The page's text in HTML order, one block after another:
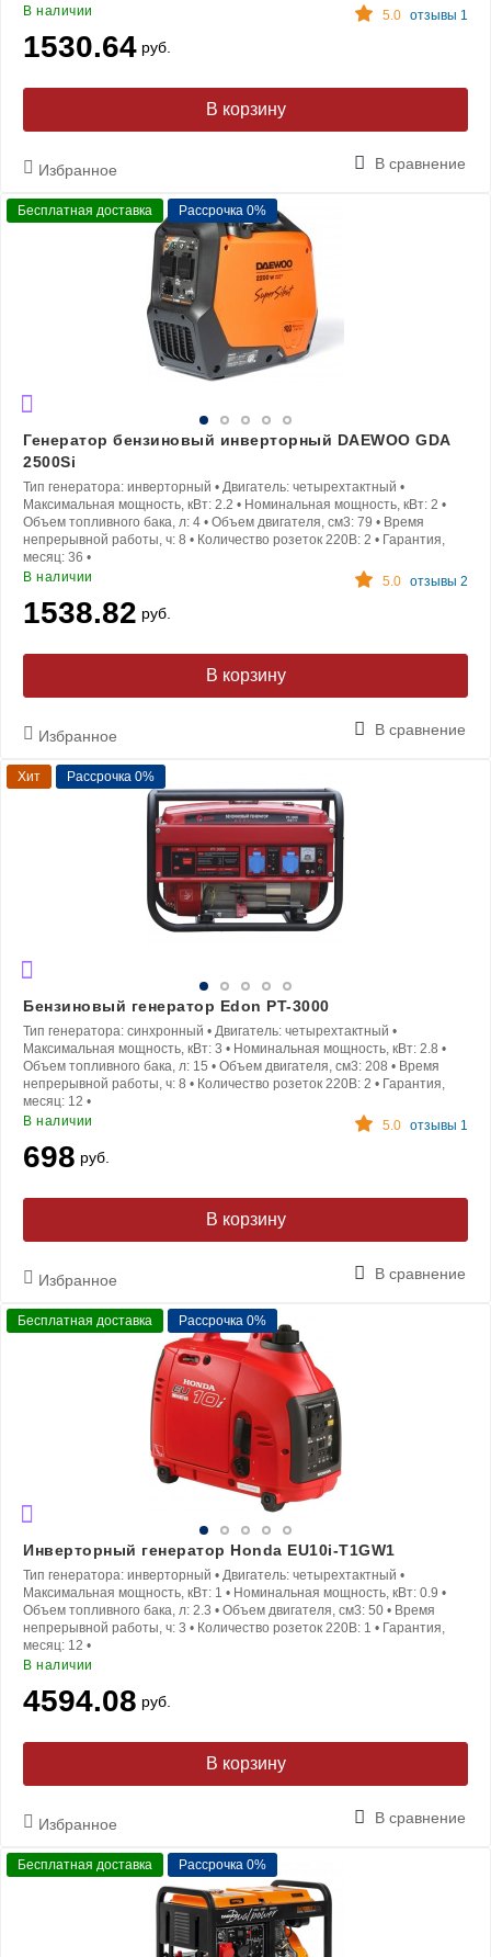
В наличии
5.0 отзывы 1
1530.64 руб.
В корзину
Избранное В сравнение
Бесплатная доставка Рассрочка 0%
Генератор бензиновый инверторный DAEWOO GDA
2500Si
Тип генератора: инверторный • Двигатель: четырехтактный •
Максимальная мощность, кВт: 2.2 • Номинальная мощность, кВт: 2 •
Объем топливного бака, л: 4 • Объем двигателя, см3: 79 • Время
непрерывной работы, ч: 8 • Количество розеток 220В: 2 • Гарантия,
месяц: 36 •
В наличии
5.0 отзывы 2
1538.82 руб.
В корзину
Избранное В сравнение
Хит Рассрочка 0%
Бензиновый генератор Edon PT-3000
Тип генератора: синхронный • Двигатель: четырехтактный •
Максимальная мощность, кВт: 3 • Номинальная мощность, кВт: 2.8 •
Объем топливного бака, л: 15 • Объем двигателя, см3: 208 • Время
непрерывной работы, ч: 8 • Количество розеток 220В: 2 • Гарантия,
месяц: 12 •
В наличии
5.0 отзывы 1
698 руб.
В корзину
Избранное В сравнение
Бесплатная доставка Рассрочка 0%
Инверторный генератор Honda EU10i-T1GW1
Тип генератора: инверторный • Двигатель: четырехтактный •
Максимальная мощность, кВт: 1 • Номинальная мощность, кВт: 0.9 •
Объем топливного бака, л: 2.3 • Объем двигателя, см3: 50 • Время
непрерывной работы, ч: 3 • Количество розеток 220В: 1 • Гарантия,
месяц: 12 •
В наличии
4594.08 руб.
В корзину
Избранное В сравнение
Бесплатная доставка Рассрочка 0%